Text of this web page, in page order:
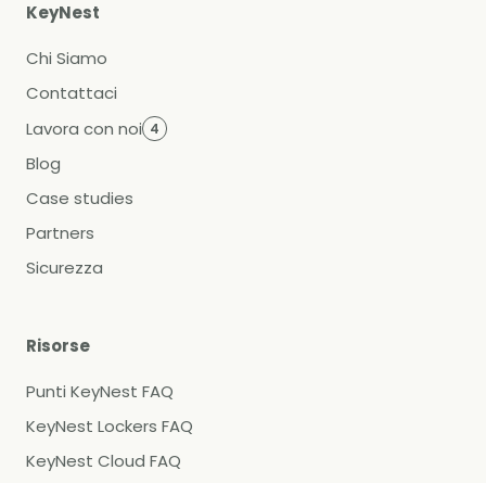
KeyNest
Chi Siamo
Contattaci
Lavora con noi 4
Blog
Case studies
Partners
Sicurezza
Risorse
Punti KeyNest FAQ
KeyNest Lockers FAQ
KeyNest Cloud FAQ